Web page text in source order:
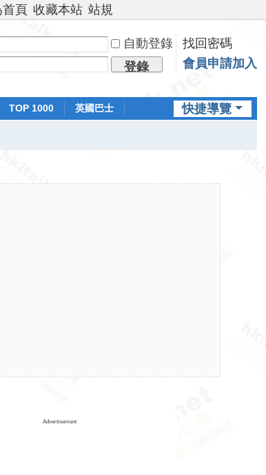
頁 收藏本站 站規
自動登錄
找回密碼
登錄 會員申請加入
快捷導覽
TOP 1000
英國巴士
Advertisement